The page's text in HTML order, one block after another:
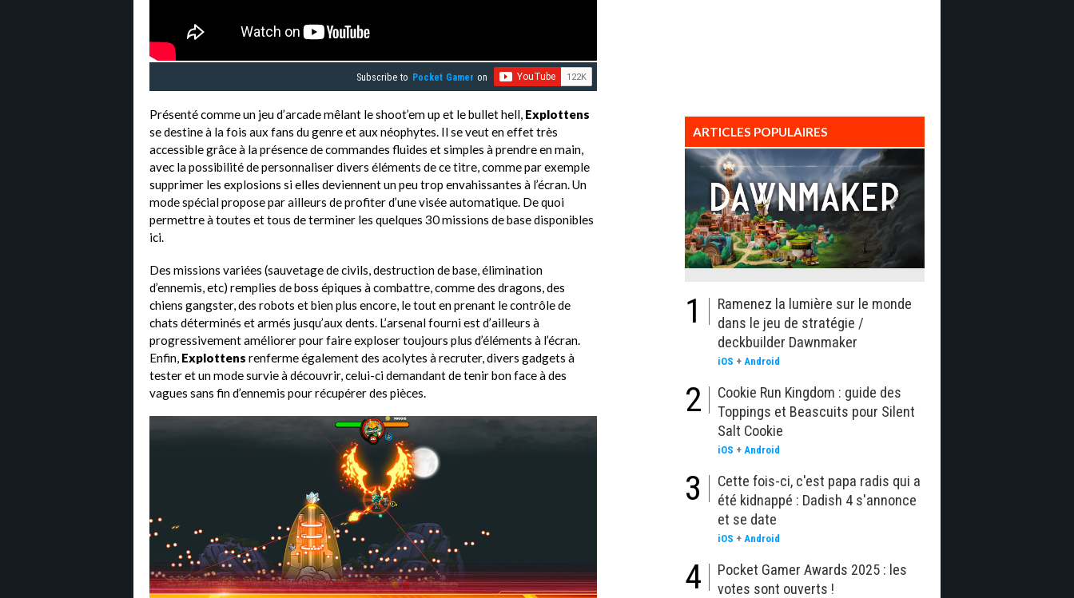
Subscribe to Pocket Gamer on
Présenté comme un jeu d’arcade mêlant le shoot’em up et le bullet hell, Explottens
se destine à la fois aux fans du genre et aux néophytes. Il se veut en effet très
accessible grâce à la présence de commandes fluides et simples à prendre en main,
avec la possibilité de personnaliser divers éléments de ce titre, comme par exemple
supprimer les explosions si elles deviennent un peu trop envahissantes à l’écran. Un
mode spécial propose par ailleurs de profiter d’une visée automatique. De quoi
permettre à toutes et tous de terminer les quelques 30 missions de base disponibles
ici.
Des missions variées (sauvetage de civils, destruction de base, élimination
d’ennemis, etc) remplies de boss épiques à combattre, comme des dragons, des
chiens gangster, des robots et bien plus encore, le tout en prenant le contrôle de
chats déterminés et armés jusqu’aux dents. L’arsenal fourni est d’ailleurs à
progressivement améliorer pour faire exploser toujours plus d’éléments à l’écran.
Enfin, Explottens renferme également des acolytes à recruter, divers gadgets à
tester et un mode survie à découvrir, celui-ci demandant de tenir bon face à des
vagues sans fin d’ennemis pour récupérer des pièces.
ARTICLES POPULAIRES
1
Ramenez la lumière sur le monde
dans le jeu de stratégie /
deckbuilder Dawnmaker
iOS + Android
2
Cookie Run Kingdom : guide des
Toppings et Beascuits pour Silent
Salt Cookie
iOS + Android
3
Cette fois-ci, c'est papa radis qui a
été kidnappé : Dadish 4 s'annonce
et se date
iOS + Android
4
Pocket Gamer Awards 2025 : les
votes sont ouverts !